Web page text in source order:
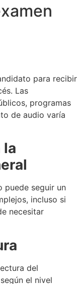
para recibir
Las
programas
de audio varía
la
puede seguir un
incluso si
necesitar
del
el nivel